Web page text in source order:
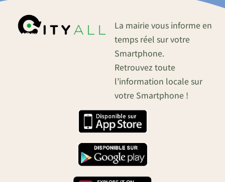
La mairie vous informe en
temps réel sur votre
Smartphone.
Retrouvez toute
l’information locale sur
votre Smartphone !